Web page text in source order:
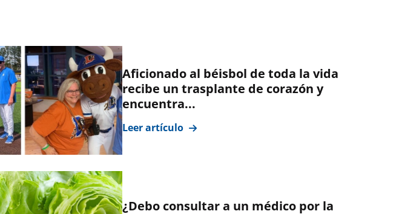
Aficionado al béisbol de toda la vida
recibe un trasplante de corazón y
encuentra...
Leer artículo
¿Debo consultar a un médico por la